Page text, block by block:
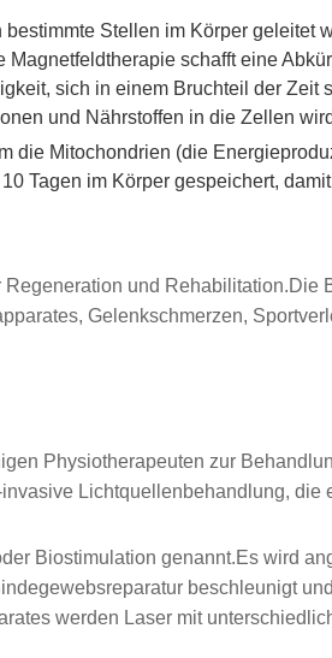
Stellen im Körper geleitet
schafft eine
sich in einem Bruchteil der Zeit
und Nährstoffen in die Zellen
die Mitochondrien (die
Tagen im Körper gespeichert,
und Rehabilitation.Die
Gelenkschmerzen,
Physiotherapeuten zur
Lichtquellenbehandlung,
Biostimulation genannt.Es wird
beschleunigt
werden Laser mit